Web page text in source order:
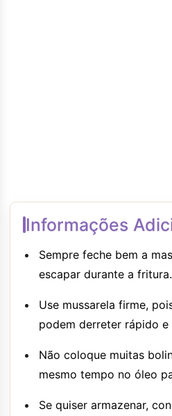
Informações
Sempre feche bem a
escapar durante a fritura.
Use mussarela firme,
podem derreter rápido e
Não coloque muitas
mesmo tempo no óleo
Se quiser armazenar,